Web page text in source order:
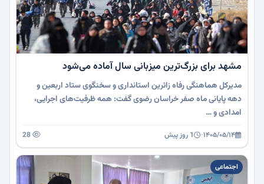
مشهد برای بزرگ‌ترین میزبانی سال آماده می‌شود
مدیرکل هماهنگی رفاه زائرین استانداری و سخنگوی ستاد اربعین و
دهه پایانی ماه صفر خراسان رضوی گفت: همه ظرفیت‌های اجرایی،
امدادی و …
۱۴۰۵/۰۵/۱۴· 1 روز پیش
اجتماعی